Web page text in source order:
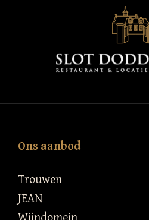
Ons aanbod
Trouwen
JEAN